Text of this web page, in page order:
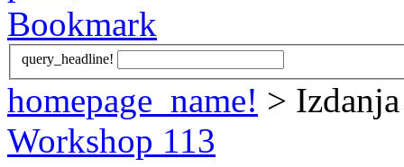
Bookmark
query_headline!
homepage_name! >
Workshop 113